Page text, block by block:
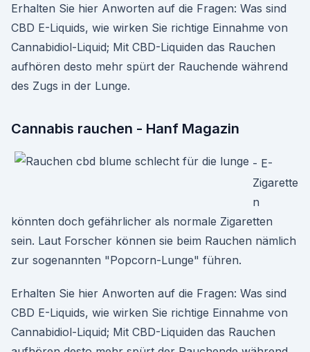
Erhalten Sie hier Anworten auf die Fragen: Was sind
CBD E-Liquids, wie wirken Sie richtige Einnahme von
Cannabidiol-Liquid; Mit CBD-Liquiden das Rauchen
aufhören desto mehr spürt der Rauchende während
des Zugs in der Lunge.
Cannabis rauchen - Hanf Magazin
- E-
Zigarette
n
könnten doch gefährlicher als normale Zigaretten
sein. Laut Forscher können sie beim Rauchen nämlich
zur sogenannten "Popcorn-Lunge" führen.
Erhalten Sie hier Anworten auf die Fragen: Was sind
CBD E-Liquids, wie wirken Sie richtige Einnahme von
Cannabidiol-Liquid; Mit CBD-Liquiden das Rauchen